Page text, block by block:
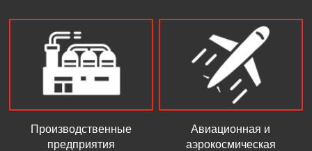
Производственные
предприятия
Авиационная и
аэрокосмическая